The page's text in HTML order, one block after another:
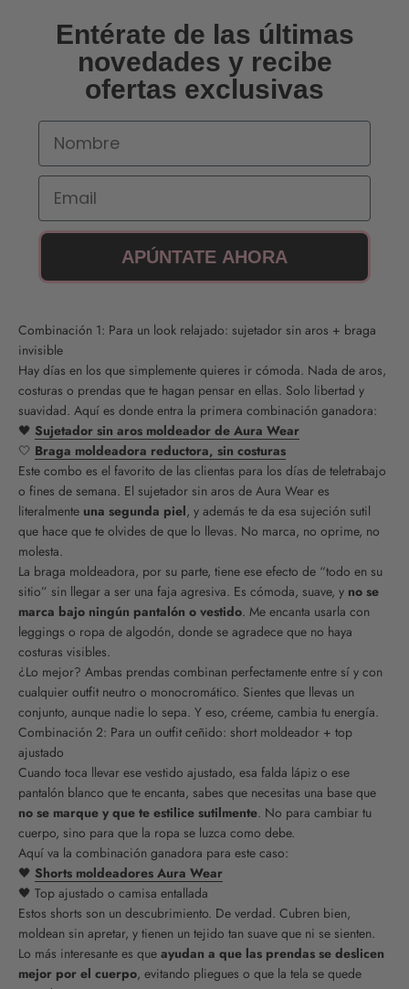
Entérate de las últimas
novedades y recibe
ofertas exclusivas
Nombre
Email
APÚNTATE AHORA
Combinación 1: Para un look relajado: sujetador sin aros + braga
invisible
Hay días en los que simplemente quieres ir cómoda. Nada de aros,
costuras o prendas que te hagan pensar en ellas. Solo libertad y
suavidad. Aquí es donde entra la primera combinación ganadora:
🖤 Sujetador sin aros moldeador de Aura Wear
🤍 Braga moldeadora reductora, sin costuras
Este combo es el favorito de las clientas para los días de teletrabajo
o fines de semana. El sujetador sin aros de Aura Wear es
literalmente una segunda piel, y además te da esa sujeción sutil
que hace que te olvides de que lo llevas. No marca, no oprime, no
molesta.
La braga moldeadora, por su parte, tiene ese efecto de “todo en su
sitio” sin llegar a ser una faja agresiva. Es cómoda, suave, y no se
marca bajo ningún pantalón o vestido. Me encanta usarla con
leggings o ropa de algodón, donde se agradece que no haya
costuras visibles.
¿Lo mejor? Ambas prendas combinan perfectamente entre sí y con
cualquier outfit neutro o monocromático. Sientes que llevas un
conjunto, aunque nadie lo sepa. Y eso, créeme, cambia tu energía.
Combinación 2: Para un outfit ceñido: short moldeador + top
ajustado
Cuando toca llevar ese vestido ajustado, esa falda lápiz o ese
pantalón blanco que te encanta, sabes que necesitas una base que
no se marque y que te estilice sutilmente. No para cambiar tu
cuerpo, sino para que la ropa se luzca como debe.
Aquí va la combinación ganadora para este caso:
🖤 Shorts moldeadores Aura Wear
🖤 Top ajustado o camisa entallada
Estos shorts son un descubrimiento. De verdad. Cubren bien,
moldean sin apretar, y tienen un tejido tan suave que ni se sienten.
Lo más interesante es que ayudan a que las prendas se deslicen
mejor por el cuerpo, evitando pliegues o que la tela se quede